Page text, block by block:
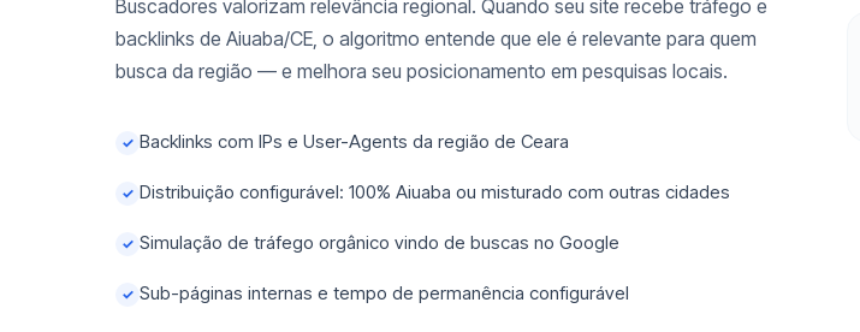
Buscadores valorizam relevância regional. Quando seu site recebe tráfego e
backlinks de Aiuaba/CE, o algoritmo entende que ele é relevante para quem
busca da região — e melhora seu posicionamento em pesquisas locais.
✓ Backlinks com IPs e User-Agents da região de Ceara
✓ Distribuição configurável: 100% Aiuaba ou misturado com outras cidades
✓ Simulação de tráfego orgânico vindo de buscas no Google
✓ Sub-páginas internas e tempo de permanência configurável